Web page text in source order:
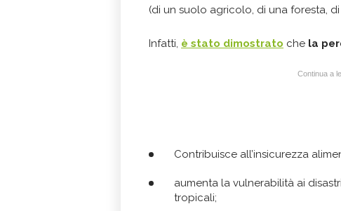
(di un suolo agricolo, di una foresta,
Infatti, è stato dimostrato che la
Continua a
Contribuisce all’insicurezza
aumenta la vulnerabilità ai
tropicali;